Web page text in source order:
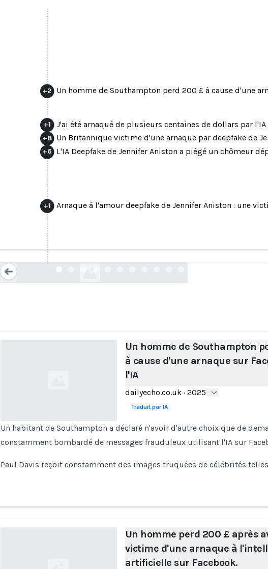
+2 Un homme de Southampton perd 200 £ à cause d'une
+1 J'ai été arnaqué de plusieurs centaines de dollars par
+8 Un Britannique victime d'une arnaque par deepfake de
+6 L'IA Deepfake de Jennifer Aniston a piégé un chômeur
+1 Arnaque à l'amour deepfake de Jennifer Aniston : une
Loading...
Un homme de Southampton perd 200 £ à cause
Un homme de Southampton
à cause d'une arnaque sur
l'IA
dailyecho.co.uk· 2025
Traduit par IA
Un habitant de Southampton a déclaré n'avoir d'autre choix que de
constamment bombardé de messages frauduleux utilisant l'IA sur
Paul Davis reçoit constamment des images truquées de célébrités
Un homme perd 200 £ après
victime d'une arnaque à
artificielle sur Facebook.